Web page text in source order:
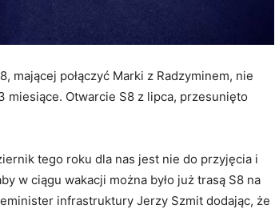
połączyć Marki z Radzyminem, nie
miesiące. Otwarcie S8 z lipca, przesunięto
tego roku dla nas jest nie do przyjęcia i
w ciągu wakacji można było już trasą S8 na
infrastruktury Jerzy Szmit dodając, że